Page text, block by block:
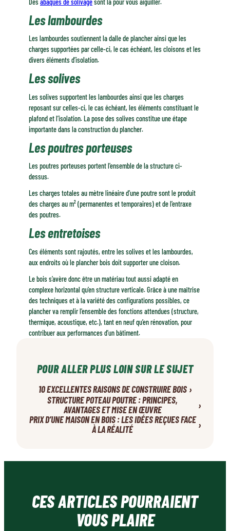
Les lambourdes
Les lambourdes soutiennent la dalle de plancher ainsi que les
charges supportées par celle-ci, le cas échéant, les cloisons et les
divers éléments d’isolation.
Les solives
Les solives supportent les lambourdes ainsi que les charges
reposant sur celles-ci, le cas échéant, les éléments constituant le
plafond et l’isolation. La pose des solives constitue une étape
importante dans la construction du plancher.
Les poutres porteuses
Les poutres porteuses portent l’ensemble de la structure ci-
dessus.
Les charges totales au mètre linéaire d’une poutre sont le produit
des charges au m² (permanentes et temporaires) et de l’entraxe
des poutres.
Les entretoises
Ces éléments sont rajoutés, entre les solives et les lambourdes,
aux endroits où le plancher bois doit supporter une cloison.
Le bois s’avère donc être un matériau tout aussi adapté en
complexe horizontal qu’en structure verticale. Grâce à une maîtrise
des techniques et à la variété des configurations possibles, ce
plancher va remplir l’ensemble des fonctions attendues (structure,
thermique, acoustique, etc.), tant en neuf qu’en rénovation, pour
contribuer aux performances d’un bâtiment.
POUR ALLER PLUS LOIN SUR LE SUJET
10 EXCELLENTES RAISONS DE CONSTRUIRE BOIS›
STRUCTURE POTEAU POUTRE : PRINCIPES,
AVANTAGES ET MISE EN ŒUVRE
›
PRIX D’UNE MAISON EN BOIS : LES IDÉES REÇUES FACE
À LA RÉALITÉ
›
CES ARTICLES POURRAIENT
VOUS PLAIRE